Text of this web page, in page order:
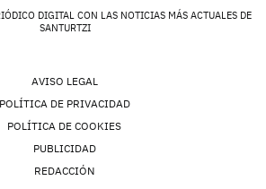
DIGITAL CON LAS NOTICIAS MÁS ACTUALES DE
SANTURTZI
AVISO LEGAL
POLÍTICA DE PRIVACIDAD
POLÍTICA DE COOKIES
PUBLICIDAD
REDACCIÓN